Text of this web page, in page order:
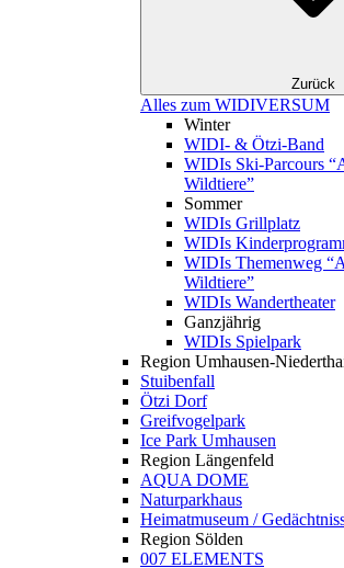
Zurück
Alles zum WIDIVERSUM
Winter
WIDI- & Ötzi-Band
WIDIs Ski-Parcours
Wildtiere”
Sommer
WIDIs Grillplatz
WIDIs
WIDIs Themenweg
Wildtiere”
WIDIs Wandertheater
Ganzjährig
WIDIs Spielpark
Region Umhausen-
Stuibenfall
Ötzi Dorf
Greifvogelpark
Ice Park Umhausen
Region Längenfeld
AQUA DOME
Naturparkhaus
Heimatmuseum /
Region Sölden
007 ELEMENTS